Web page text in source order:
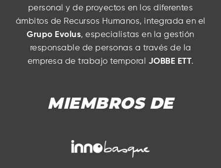
personal y de proyectos en los diferentes
ámbitos de Recursos Humanos, integrada en el
Grupo Evolus, especialistas en la gestión
responsable de personas a través de la
empresa de trabajo temporal JOBBE ETT.
MIEMBROS DE